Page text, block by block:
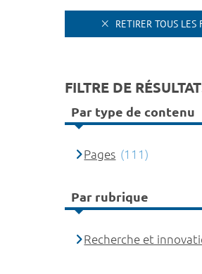
RETIRER TOUS LES
FILTRE DE
Par type de contenu
Pages (111)
Par rubrique
Recherche et